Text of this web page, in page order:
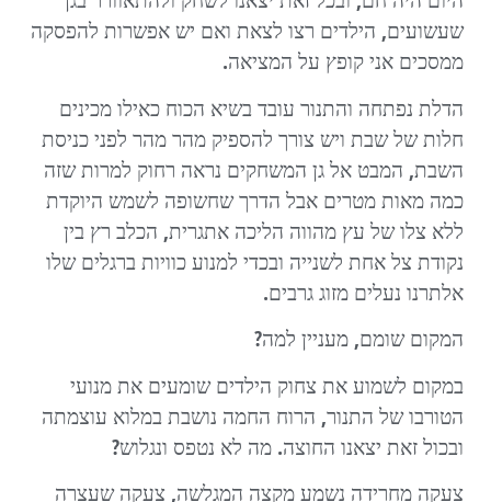
שעשועים, הילדים רצו לצאת ואם יש אפשרות להפסקה
ממסכים אני קופץ על המציאה.
הדלת נפתחה והתנור עובד בשיא הכוח כאילו מכינים
חלות של שבת ויש צורך להספיק מהר מהר לפני כניסת
השבת, המבט אל גן המשחקים נראה רחוק למרות שזה
כמה מאות מטרים אבל הדרך שחשופה לשמש היוקדת
ללא צלו של עץ מהווה הליכה אתגרית, הכלב רץ בין
נקודת צל אחת לשנייה ובכדי למנוע כוויות ברגלים שלו
אלתרנו נעלים מזוג גרבים.
המקום שומם, מעניין למה?
במקום לשמוע את צחוק הילדים שומעים את מנועי
הטורבו של התנור, הרוח החמה נושבת במלוא עוצמתה
ובכול זאת יצאנו החוצה. מה לא נטפס ונגלוש?
צעקה מחרידה נשמע מקצה המגלשה, צעקה שעצרה